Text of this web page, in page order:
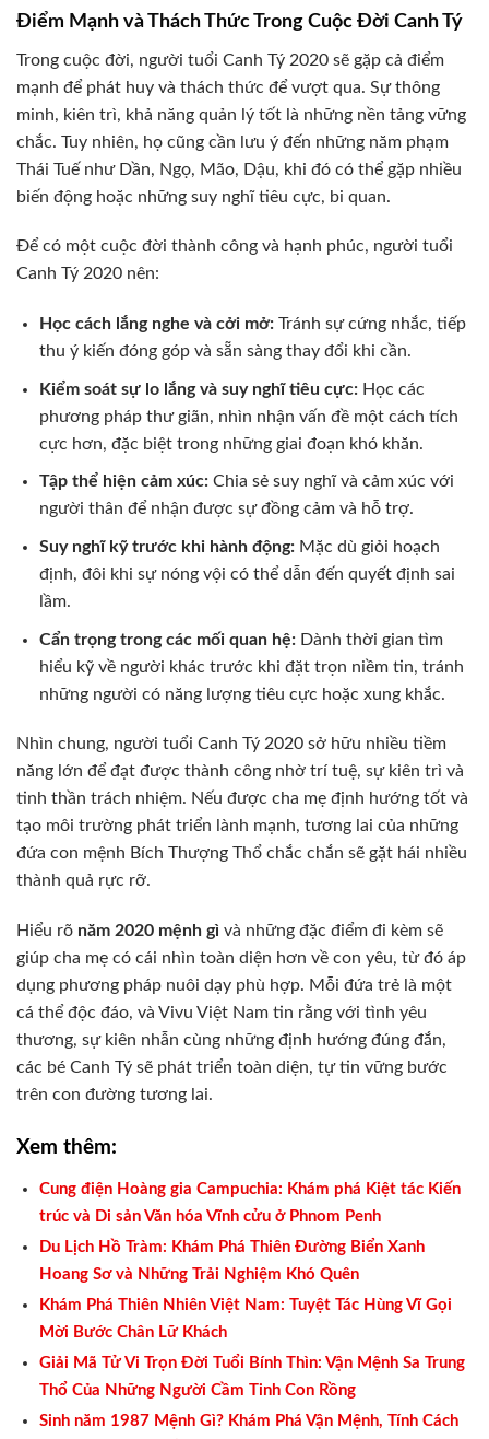
Điểm Mạnh và Thách Thức Trong Cuộc Đời Canh Tý
Trong cuộc đời, người tuổi Canh Tý 2020 sẽ gặp cả điểm
mạnh để phát huy và thách thức để vượt qua. Sự thông
minh, kiên trì, khả năng quản lý tốt là những nền tảng vững
chắc. Tuy nhiên, họ cũng cần lưu ý đến những năm phạm
Thái Tuế như Dần, Ngọ, Mão, Dậu, khi đó có thể gặp nhiều
biến động hoặc những suy nghĩ tiêu cực, bi quan.
Để có một cuộc đời thành công và hạnh phúc, người tuổi
Canh Tý 2020 nên:
Học cách lắng nghe và cởi mở:Tránh sự cứng nhắc, tiếp
thu ý kiến đóng góp và sẵn sàng thay đổi khi cần.
Kiểm soát sự lo lắng và suy nghĩ tiêu cực:Học các
phương pháp thư giãn, nhìn nhận vấn đề một cách tích
cực hơn, đặc biệt trong những giai đoạn khó khăn.
Tập thể hiện cảm xúc:Chia sẻ suy nghĩ và cảm xúc với
người thân để nhận được sự đồng cảm và hỗ trợ.
Suy nghĩ kỹ trước khi hành động:Mặc dù giỏi hoạch
định, đôi khi sự nóng vội có thể dẫn đến quyết định sai
lầm.
Cẩn trọng trong các mối quan hệ:Dành thời gian tìm
hiểu kỹ về người khác trước khi đặt trọn niềm tin, tránh
những người có năng lượng tiêu cực hoặc xung khắc.
Nhìn chung, người tuổi Canh Tý 2020 sở hữu nhiều tiềm
năng lớn để đạt được thành công nhờ trí tuệ, sự kiên trì và
tinh thần trách nhiệm. Nếu được cha mẹ định hướng tốt và
tạo môi trường phát triển lành mạnh, tương lai của những
đứa con mệnh Bích Thượng Thổ chắc chắn sẽ gặt hái nhiều
thành quả rực rỡ.
Hiểu rõ năm 2020 mệnh gì và những đặc điểm đi kèm sẽ
giúp cha mẹ có cái nhìn toàn diện hơn về con yêu, từ đó áp
dụng phương pháp nuôi dạy phù hợp. Mỗi đứa trẻ là một
cá thể độc đáo, và Vivu Việt Nam tin rằng với tình yêu
thương, sự kiên nhẫn cùng những định hướng đúng đắn,
các bé Canh Tý sẽ phát triển toàn diện, tự tin vững bước
trên con đường tương lai.
Xem thêm:
Cung điện Hoàng gia Campuchia: Khám phá Kiệt tác Kiến
trúc và Di sản Văn hóa Vĩnh cửu ở Phnom Penh
Du Lịch Hồ Tràm: Khám Phá Thiên Đường Biển Xanh
Hoang Sơ và Những Trải Nghiệm Khó Quên
Khám Phá Thiên Nhiên Việt Nam: Tuyệt Tác Hùng Vĩ Gọi
Mời Bước Chân Lữ Khách
Giải Mã Tử Vi Trọn Đời Tuổi Bính Thìn: Vận Mệnh Sa Trung
Thổ Của Những Người Cầm Tinh Con Rồng
Sinh năm 1987 Mệnh Gì? Khám Phá Vận Mệnh, Tính Cách